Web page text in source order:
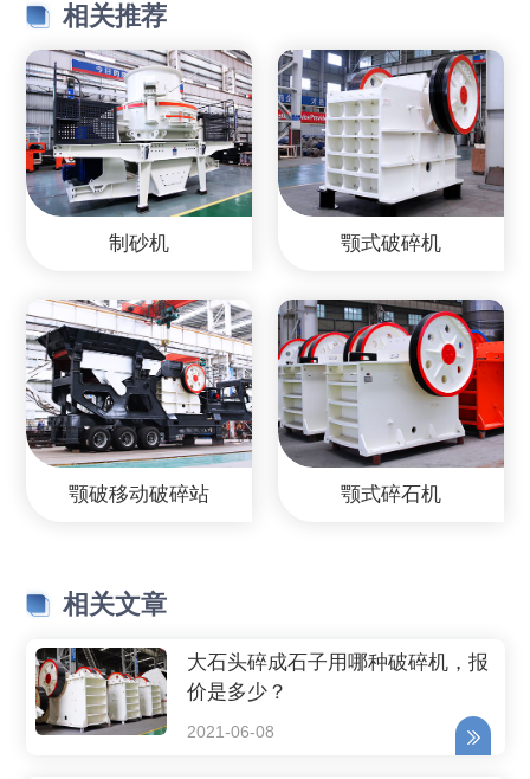
相关推荐
制砂机 颚式破碎机
颚破移动破碎站 颚式碎石机
相关文章
大石头碎成石子用哪种破碎机，报
价是多少？
2021-06-08